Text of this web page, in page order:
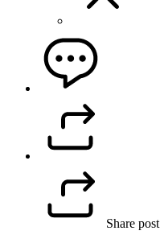
Share post